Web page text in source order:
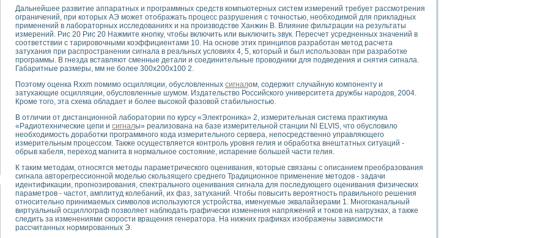
тензометрия и т.п.)
измерения параметров дизельных двигателей типа В-46
тяговых электродвигателей электровоза на базе устройств National Instruments
инструментов
элементной базы машин
module для моделирования электромагнитных процессов с целью отладки систем управления электрооборудованием на электроподвижном составе
скорости подвижного состава для тренажера машиниста состава
исследований в гиперзвуковых аэродинамических трубах
Nl SCXI для ультразвуковых контрольно-измерительных систем
сварных швов металлоконструкций
зрения в составе системы управления движением экраноплана
системы для лабораторных испытаний материалов методом акустической эмиссии
комплекс аппаратуры для определения тепловых и электрических характеристик и параметров силовых полупроводниковых приборов
процессов ДВС в динамических режимах
систем передачи данных
для исследования АЧХ и ФЧХ активных фильтров
для исследования параметров двухполюсников резонансным методом
операционных усилителей с применением аппаратно-программных средств NATIONAL INSTRUMENTS
на основе цифровой обработки выборок мгновенных значений
Дальнейшее развитие аппаратных и программных средств компьютерных систем измерений требует рассмотрения
ограничений, при которых АЭ может отображать процесс разрушения с точностью, необходимой для прикладных
применений в лабораторных исследованиях и на производстве Ханжин В. Влияние фильтрации на результаты
измерений. Рис 20 Рис 20 Нажмите кнопку, чтобы включить или выключить звук. Пересчет усредненных значений в
соответствии с тарировочными коэффициентами 10. На основе этих принципов разработан метод расчета
затухания при распространении сигнала в реальных условиях 4, 5, который и был использован при разработке
программы. В гнезда вставляют сменные детали и соединительные проводники для подведения и снятия сигнала.
Габаритные размеры, мм не более 300х200х100 2.
Поэтому оценка Rxxm помимо осцилляции, обусловленных сигналом, содержит случайную компоненту и
затухающие осцилляции, обусловленные шумом. Издательство Российского университета дружбы народов, 2004.
Кроме того, эта схема обладает и более высокой фазовой стабильностью.
В отличии от дистанционной лаборатории по курсу «Электроника» 2, измерительная система практикума
«Радиотехнические цепи и сигналы» реализована на базе измерительной станции Nl ELVIS, что обусловило
необходимость доработки программного кода измерительного сервера, непосредственно управляющего
измерительным процессом. Также осуществляется контроль уровня гелия и обработка внештатных ситуаций -
обрыв кабеля, переход магнита в нормальное состояние, испарение большей части гелия.
К таким методам, относятся методы параметрического оценивания, которые связаны с описанием преобразования
сигнала авторегрессионной моделью скользящего среднего Традиционное применение методов - задачи
идентификации, прогнозирования, спектрального оценивания сигнала для последующего оценивания физических
параметров - частот, амплитуд колебаний, их фаз, затуханий. Чтобы повысить вероятность правильного решения
относительно принимаемых символов используются устройства, именуемые эквалайзерами 1. Многоканальный
виртуальный осциллограф позволяет наблюдать графически изменения напряжений и токов на нагрузках, а также
следить за изменениями скорости вращения генератора. На нижних графиках изображены зависимости
рассчитанных нормированных Э.